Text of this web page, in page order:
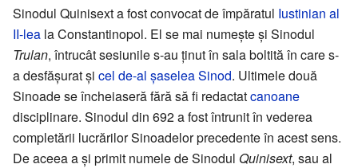
Sinodul Quinisext a fost convocat de împăratul Iustinian al
II-lea la Constantinopol. El se mai numește și Sinodul
Trulan, întrucât sesiunile s-au ținut în sala boltită în care s-
a desfășurat și cel de-al șaselea Sinod. Ultimele două
Sinoade se încheiaseră fără să fi redactatcanoane
disciplinare. Sinodul din 692 a fost întrunit în vederea
completării lucrărilor Sinoadelor precedente în acest sens.
De aceea a și primit numele de Sinodul Quinisext, sau al